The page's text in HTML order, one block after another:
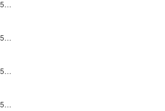
20260516未播
20260523代露娃个人舞台合集
20260523王安宇个人舞台合集
20260523姚弛个人舞台合集